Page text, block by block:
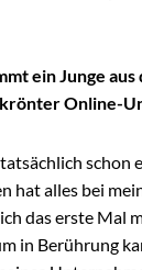
ein Junge
Online-
schon
hat alles bei
das erste Mal
in Berührung